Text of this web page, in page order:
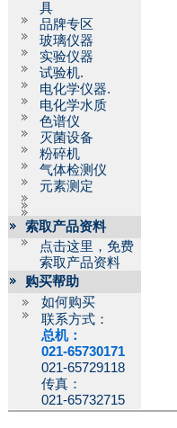
具
品牌专区
玻璃仪器
实验仪器
试验机.
电化学仪器.
电化学水质
色谱仪
灭菌设备
粉碎机
气体检测仪
元素测定
索取产品资料
点击这里，免费
索取产品资料
购买帮助
如何购买
联系方式：
总机：
021-65730171
021-65729118
传真：
021-65732715